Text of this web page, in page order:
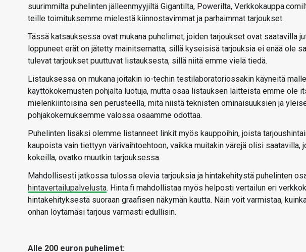
suurimmilta puhelinten jälleenmyyjiltä Gigantilta, Powerilta,
teille toimituksemme mielestä kiinnostavimmat ja parhaimmat tarjoukset.
Tässä katsauksessa ovat mukana puhelimet, joiden tarjoukset ovat saatavilla
loppuneet erät on jätetty mainitsematta, sillä kyseisisä tarjouksia ei enää ole
tulevat tarjoukset puuttuvat listauksesta, sillä niitä emme vielä tiedä.
Listauksessa on mukana joitakin io-techin testilaboratoriossakin käyneitä
käyttökokemusten pohjalta luotuja, mutta osaa listauksen laitteista emme ole
mielenkiintoisina sen perusteella, mitä niistä teknisten ominaisuuksien ja
pohjakokemuksemme valossa osaamme odottaa.
Puhelinten lisäksi olemme listanneet linkit myös kauppoihin, joista
kaupoista vain tiettyyn värivaihtoehtoon, vaikka muitakin värejä olisi saatavilla,
kokeilla, ovatko muutkin tarjouksessa.
Mahdollisesti jatkossa tulossa olevia tarjouksia ja hintakehitystä puhelinten
hintavertailupalvelusta. Hinta.fi mahdollistaa myös helposti vertailun eri
hintakehityksestä suoraan graafisen näkymän kautta. Näin voit varmistaa,
onhan löytämäsi tarjous varmasti edullisin.
Alle 200 euron puhelimet: